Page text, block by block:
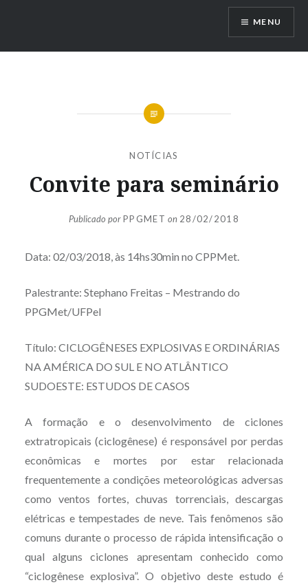
MENU
NOTÍCIAS
Convite para seminário
Publicado porPPGMET on 28/02/2018
Data: 02/03/2018, às 14hs30min no CPPMet.
Palestrante: Stephano Freitas – Mestrando do
PPGMet/UFPel
Título: CICLOGÊNESES EXPLOSIVAS E ORDINÁRIAS
NA AMÉRICA DO SUL E NO ATLÂNTICO
SUDOESTE: ESTUDOS DE CASOS
A formação e o desenvolvimento de ciclones
extratropicais (ciclogênese) é responsável por perdas
econômicas e mortes por estar relacionada
frequentemente a condições meteorológicas adversas
como ventos fortes, chuvas torrenciais, descargas
elétricas e tempestades de neve. Tais fenômenos são
comuns durante o processo de rápida intensificação o
qual alguns ciclones apresentam conhecido como
“ciclogênese explosiva”. O objetivo deste estudo é